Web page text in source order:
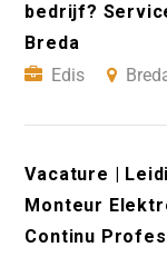
bedrijf?
Breda
Edis
Vacature |
Monteur
Continu